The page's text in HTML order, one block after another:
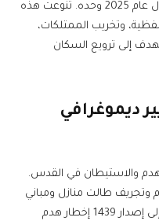
الخمس الماضية، منها 484 اعتداءً خلال عام 2025 وحده. تنوعت هذه
وتخريب الممتلكات،
تهدف إلى ترويع السكان
ديموغرافي
والاستيطان في القدس.
1732 عملية هدم وتجريف طالت منازل ومباني
تجارية وزراعية ومرافق عامة، بالإضافة إلى إصدار 1439 إخطار هدم